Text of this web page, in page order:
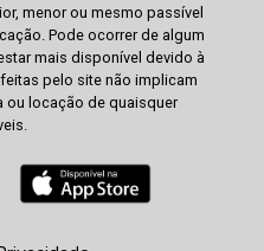
menor ou mesmo passível
Pode ocorrer de algum
mais disponível devido à
pelo site não implicam
ou locação de quaisquer